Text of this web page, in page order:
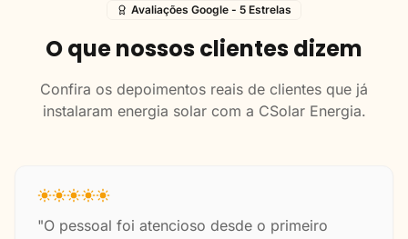
Avaliações Google - 5 Estrelas
O que nossos clientes dizem
Confira os depoimentos reais de clientes que já
instalaram energia solar com a CSolar Energia.
"O pessoal foi atencioso desde o primeiro